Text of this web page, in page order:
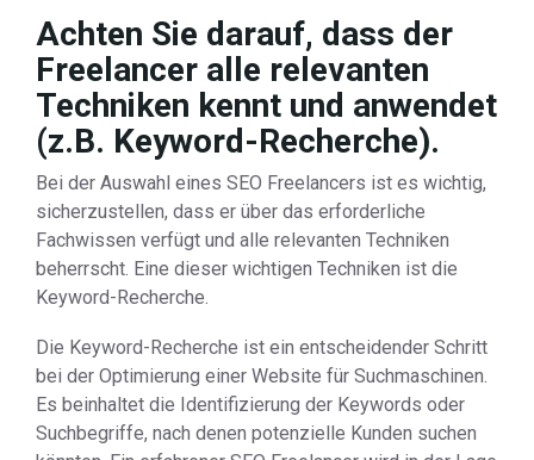
Achten Sie darauf, dass der
Freelancer alle relevanten
Techniken kennt und anwendet
(z.B. Keyword-Recherche).
Bei der Auswahl eines SEO Freelancers ist es wichtig,
sicherzustellen, dass er über das erforderliche
Fachwissen verfügt und alle relevanten Techniken
beherrscht. Eine dieser wichtigen Techniken ist die
Keyword-Recherche.
Die Keyword-Recherche ist ein entscheidender Schritt
bei der Optimierung einer Website für Suchmaschinen.
Es beinhaltet die Identifizierung der Keywords oder
Suchbegriffe, nach denen potenzielle Kunden suchen